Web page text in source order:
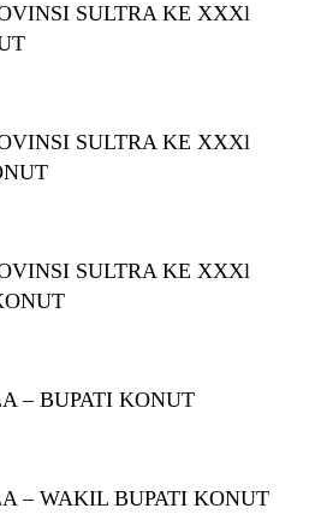
SULTRA KE XXXl
SULTRA KE XXXl
SULTRA KE XXXl
– BUPATI KONUT
– WAKIL BUPATI KONUT